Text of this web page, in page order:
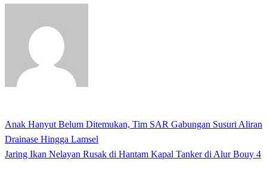
Navigasi
pos
Previous
Post
Anak Hanyut Belum Ditemukan, Tim SAR Gabungan Susuri Aliran
Drainase Hingga Lamsel
Next
Jaring Ikan Nelayan Rusak di Hantam Kapal Tanker di Alur Bouy 4